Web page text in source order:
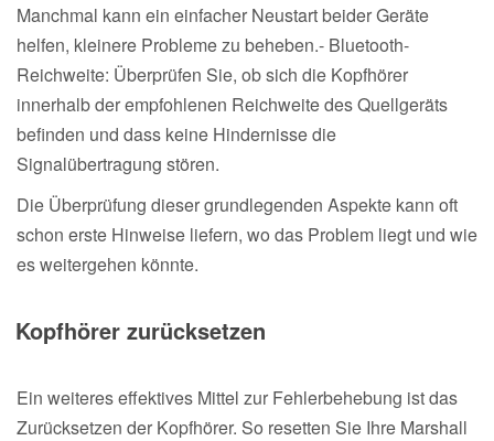
Manchmal kann ein einfacher Neustart beider Geräte
helfen, kleinere Probleme zu beheben.- Bluetooth-
Reichweite: Überprüfen Sie, ob sich die Kopfhörer
innerhalb der empfohlenen Reichweite des Quellgeräts
befinden und dass keine Hindernisse die
Signalübertragung stören.
Die Überprüfung dieser grundlegenden Aspekte kann oft
schon erste Hinweise liefern, wo das Problem liegt und wie
es weitergehen könnte.
Kopfhörer zurücksetzen
Ein weiteres effektives Mittel zur Fehlerbehebung ist das
Zurücksetzen der Kopfhörer. So resetten Sie Ihre Marshall